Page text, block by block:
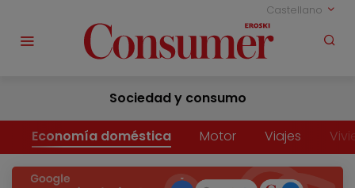
Castellano
Sociedad y consumo
Economía doméstica Motor Viajes